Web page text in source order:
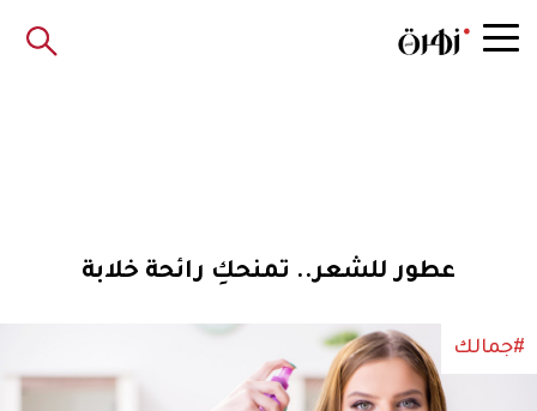
عطور للشعر.. تمنحكِ رائحة خلابة
#جمالك